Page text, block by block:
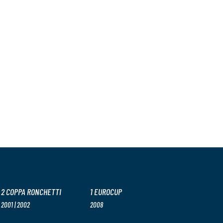
2 COPPA RONCHETTI
2001 | 2002
1 EUROCUP
2008